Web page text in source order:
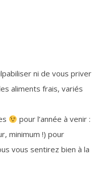
ni de vous priver
aliments frais, variés
pour l’année à venir :
minimum !) pour
vous sentirez bien à la